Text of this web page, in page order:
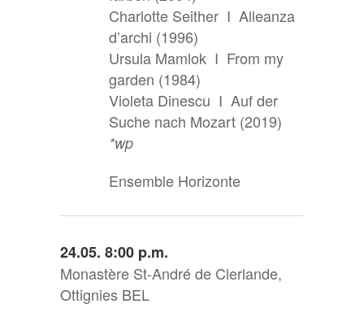
Charlotte Seither I Alleanza
d’archi (1996)
Ursula Mamlok I From my
garden (1984)
Violeta Dinescu I Auf der
Suche nach Mozart (2019)
*wp
Ensemble Horizonte
24.05. 8:00 p.m.
Monastère St-André de Clerlande,
Ottignies BEL